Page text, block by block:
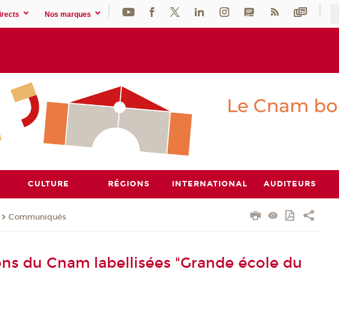
Nos marques
CULTURE RÉGIONS INTERNATIONAL AUDITEURS
Communiqués
du Cnam labellisées "Grande école du